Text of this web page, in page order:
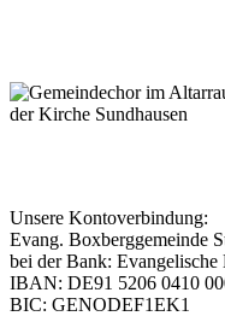
Unsere Kontoverbindung:
Evang. Boxberggemeinde
bei der Bank: Evangelische
IBAN: DE91 5206 0410
BIC: GENODEF1EK1